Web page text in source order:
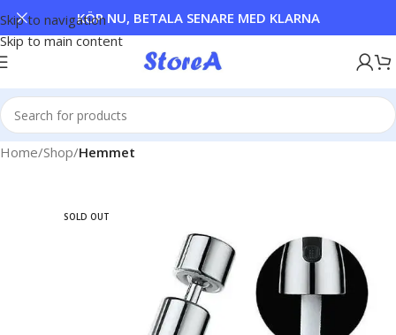
Skip to navigation
Skip to main content
KÖP NU, BETALA SENARE MED KLARNA
Home Shop Hemmet
SOLD OUT